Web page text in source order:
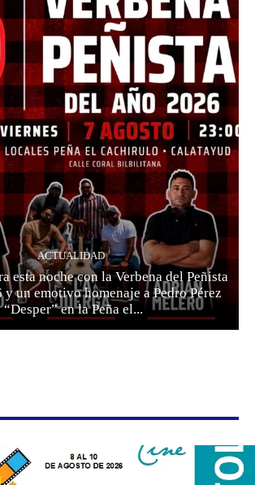
ACTUALIDAD
esta noche con la Verbena del Peñista
un emotivo homenaje a Pedro Pérez
“Desper” en la Peña el...